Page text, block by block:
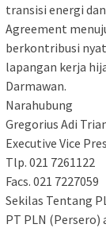
transisi energi
Agreement
berkontribusi
lapangan kerja
Darmawan.
Narahubung
Gregorius Adi
Executive Vice
Tlp. 021 7261122
Facs. 021 7227059
Sekilas Tentang
PT PLN